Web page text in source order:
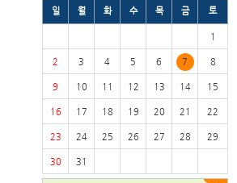
일 월 화 수 목 금 토
1
2 3 4 5 6 7 8
9 10 11 12 13 14 15
16 17 18 19 20 21 22
23 24 25 26 27 28 29
30 31